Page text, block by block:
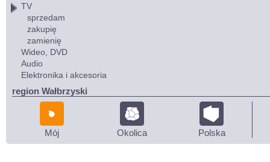
TV
sprzedam
zakupię
zamienię
Wideo, DVD
Audio
Elektronika i akcesoria
region Wałbrzyski
Mój Okolica Polska